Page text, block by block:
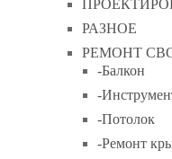
РАЗНОЕ
РЕМОНТ
-Балкон
-
-Потолок
-Ремонт